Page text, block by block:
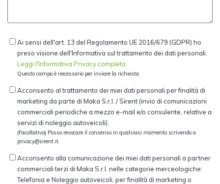
Ai sensi dell'art. 13 del Regolamento UE 2016/679 (GDPR) ho
preso visione dell'Informativa sul trattamento dei dati personali.
Leggi l'Informativa Privacy completa
Questo campo è necessario per inviare la richiesta.
Acconsento al trattamento dei miei dati personali per finalità di
marketing da parte di Maka S.r.l. / Sirent (invio di comunicazioni
commerciali periodiche a mezzo e-mail e/o consulente, relative a
servizi di noleggio autoveicoli).
(Facoltativo) Posso revocare il consenso in qualsiasi momento scrivendo a
privacy@sirent.it.
Acconsento alla comunicazione dei miei dati personali a partner
commerciali terzi di Maka S.r.l. nelle categorie merceologiche:
Telefonia e Noleggio autoveicoli, per finalità di marketing o